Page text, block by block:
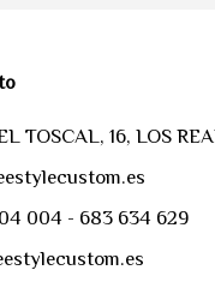
TOSCAL, 16, LOS
004 - 683 634 629